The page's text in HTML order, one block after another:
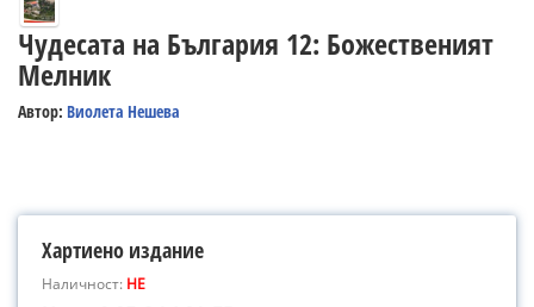
Чудесата на България 12: Божественият
Мелник
Автор: Виолета Нешева
Хартиено издание
Наличност: НЕ